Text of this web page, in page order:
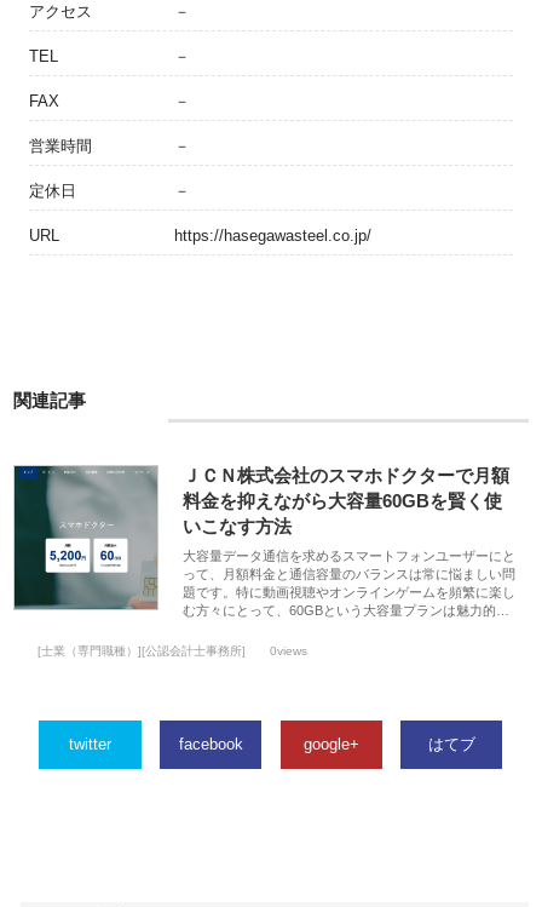
アクセス －
TEL －
FAX －
営業時間 －
定休日 －
URL https://hasegawasteel.co.jp/
関連記事
ＪＣＮ株式会社のスマホドクターで月額
料金を抑えながら大容量60GBを賢く使
いこなす方法
大容量データ通信を求めるスマートフォンユーザーにと
って、月額料金と通信容量のバランスは常に悩ましい問
題です。特に動画視聴やオンラインゲームを頻繁に楽し
む方々にとって、60GBという大容量プランは魅力的…
[士業（専門職種）][公認会計士事務所] 0views
twitter facebook google+ はてブ